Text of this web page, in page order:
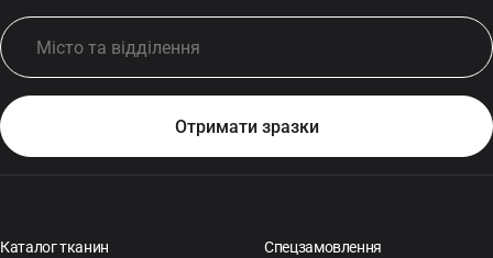
Каталог тканин Спецзамовлення